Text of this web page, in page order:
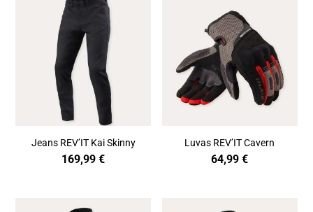
Jeans REV’IT Kai Skinny
169,99€
Luvas REV’IT Cavern
64,99€